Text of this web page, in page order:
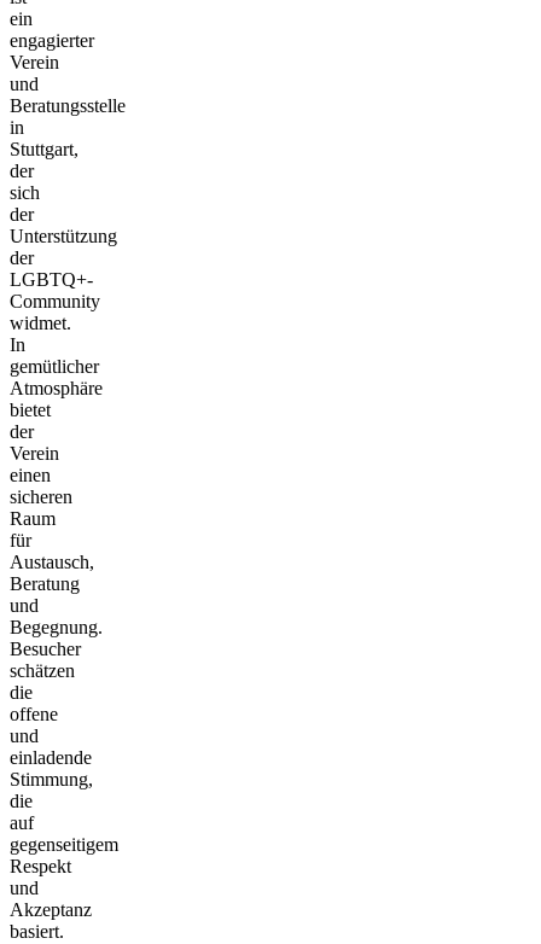
ein
engagierter
Verein
und
Beratungsstelle
in
Stuttgart,
der
sich
der
Unterstützung
der
LGBTQ+-
Community
widmet.
In
gemütlicher
Atmosphäre
bietet
der
Verein
einen
sicheren
Raum
für
Austausch,
Beratung
und
Begegnung.
Besucher
schätzen
die
offene
und
einladende
Stimmung,
die
auf
gegenseitigem
Respekt
und
Akzeptanz
basiert.